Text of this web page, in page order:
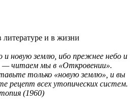
и новую землю, ибо прежнее небо и
— читаем мы в «Откровении».
только «новую землю», и вы
рецепт всех утопических систем.
(1960)